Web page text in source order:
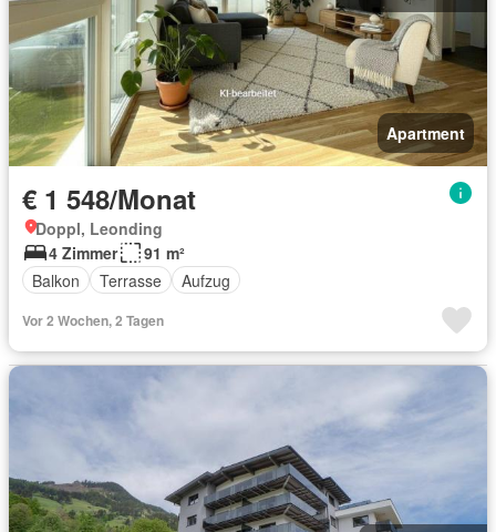
Apartment
€ 1 548/Monat
Doppl, Leonding
4 Zimmer
91 m²
Balkon
Terrasse Aufzug
Vor 2 Wochen, 2 Tagen